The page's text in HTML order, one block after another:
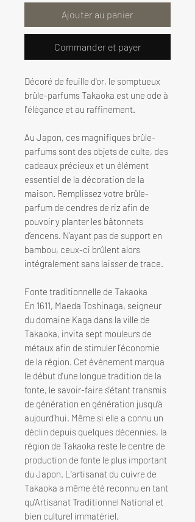
Ajouter au panier
Commander et payer
Décoré de feuille d'or, le somptueux
brûle-parfums Takaoka est une ode à
l'élégance et au raffinement.
Au Japon, ces magnifiques brûle-
parfums sont des objets de culte, des
cadeaux précieux et un élément
essentiel de la décoration de la
maison. Remplissez votre brûle-
parfum de cendres de riz afin de
pouvoir y planter les bâtonnets
d’encens. N’ayant pas de support en
bambou, ceux-ci brûlent alors
intégralement sans laisser de trace.
Fonte traditionnelle de Takaoka
En 1611, Maeda Toshinaga, seigneur
du domaine Kaga dans la ville de
Takaoka, invita sept mouleurs de
métaux afin de stimuler l’économie
de la région. Cet évènement marqua
le début d’une longue tradition de la
fonte, le savoir-faire s'étant transmis
de génération en génération jusqu’à
aujourd’hui. Même si elle a connu un
déclin depuis quelques décennies, la
région de Takaoka reste le centre de
production de fonte le plus important
du Japon. L'artisanat du cuivre de
Takaoka a même été reconnu en tant
qu'Artisanat Traditionnel National et
bien culturel immatériel.